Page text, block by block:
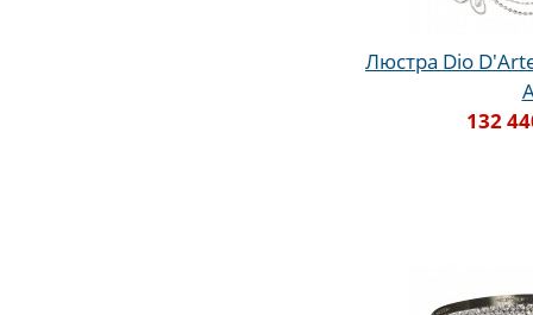
Люстра Dio
132